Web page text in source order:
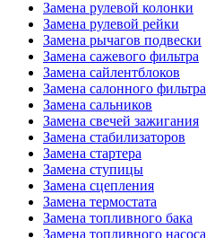
Замена рулевой колонки
Замена рулевой рейки
Замена рычагов подвески
Замена сажевого фильтра
Замена сайлентблоков
Замена салонного фильтра
Замена сальников
Замена свечей зажигания
Замена стабилизаторов
Замена стартера
Замена ступицы
Замена сцепления
Замена термостата
Замена топливного бака
Замена топливного насоса